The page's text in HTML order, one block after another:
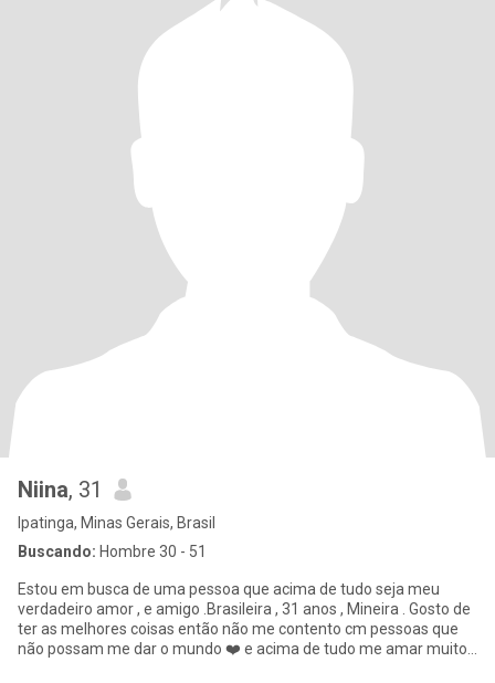
Niina, 31
Ipatinga, Minas Gerais, Brasil
Buscando: Hombre 30 - 51
Estou em busca de uma pessoa que acima de tudo seja meu
verdadeiro amor , e amigo .Brasileira , 31 anos , Mineira . Gosto de
ter as melhores coisas então não me contento cm pessoas que
não possam me dar o mundo ❤️ e acima de tudo me amar muito